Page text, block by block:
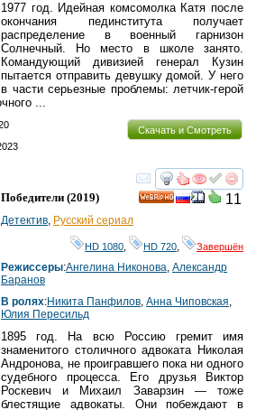
1977 год. Идейная комсомолка Катя после
окончания пединститута получает
распределение в военный гарнизон
Солнечный. Но место в школе занято.
Командующий дивизией генерал Кузин
пытается отправить девушку домой. У него
в части серьезные проблемы: летчик-герой
...
Скачать и Смотреть
смотреть
11
Победители (2019)
Детектив, Русский сериал
HD 1080 HD 720 Завершён
Режиссеры:Ангелина Никонова, Александр
Баранов
В ролях:Никита Панфилов, Анна Чиповская,
Юлия Пересильд
1895 год. На всю Россию гремит имя
знаменитого столичного адвоката Николая
Андронова, не проигравшего пока ни одного
судебного процесса. Его друзья Виктор
Роскевич и Михаил Заварзин — тоже
блестящие адвокаты. Они побеждают в